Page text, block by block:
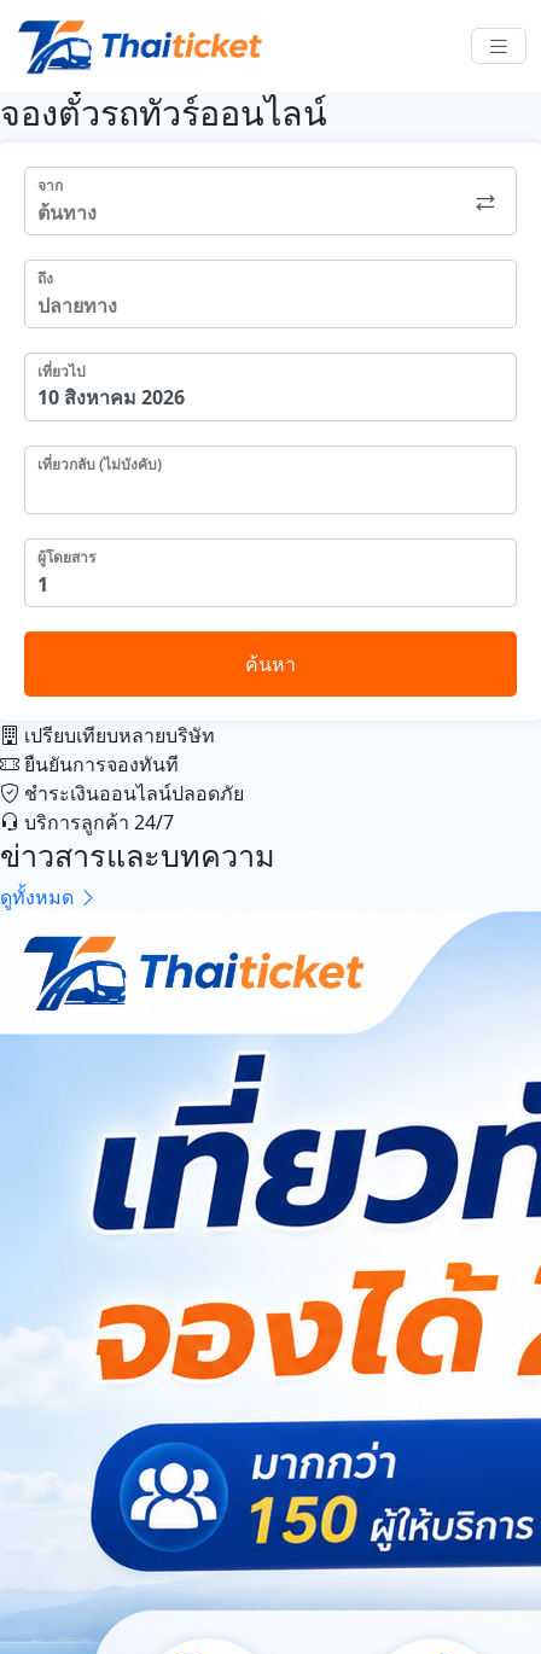
จองตั๋วรถทัวร์ออนไลน์
จาก
ถึง
เที่ยวไป
เที่ยวกลับ (ไม่บังคับ)
ผู้โดยสาร
ค้นหา
เปรียบเทียบหลายบริษัท
ยืนยันการจองทันที
ชำระเงินออนไลน์ปลอดภัย
บริการลูกค้า 24/7
ข่าวสารและบทความ
ดูทั้งหมด